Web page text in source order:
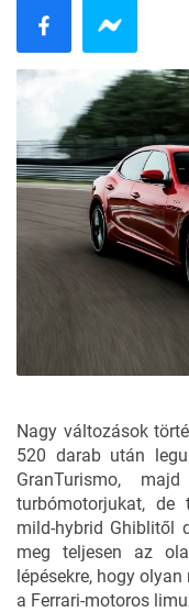
Nagy változások
520 darab után
GranTurismo, majd
turbómotorjukat, de
mild-hybrid Ghiblitől
meg teljesen az
lépésekre, hogy
a Ferrari-motoros